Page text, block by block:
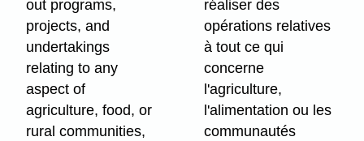
out programs,
projects, and
undertakings
relating to any
aspect of
agriculture, food, or
rural communities,
réaliser des
opérations relatives
à tout ce qui
concerne
l'agriculture,
l'alimentation ou les
communautés